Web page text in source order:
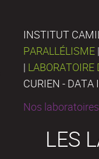
INSTITUT
PARALLÉLISME
| LABORATOIRE
CURIEN - DATA
Nos
LES